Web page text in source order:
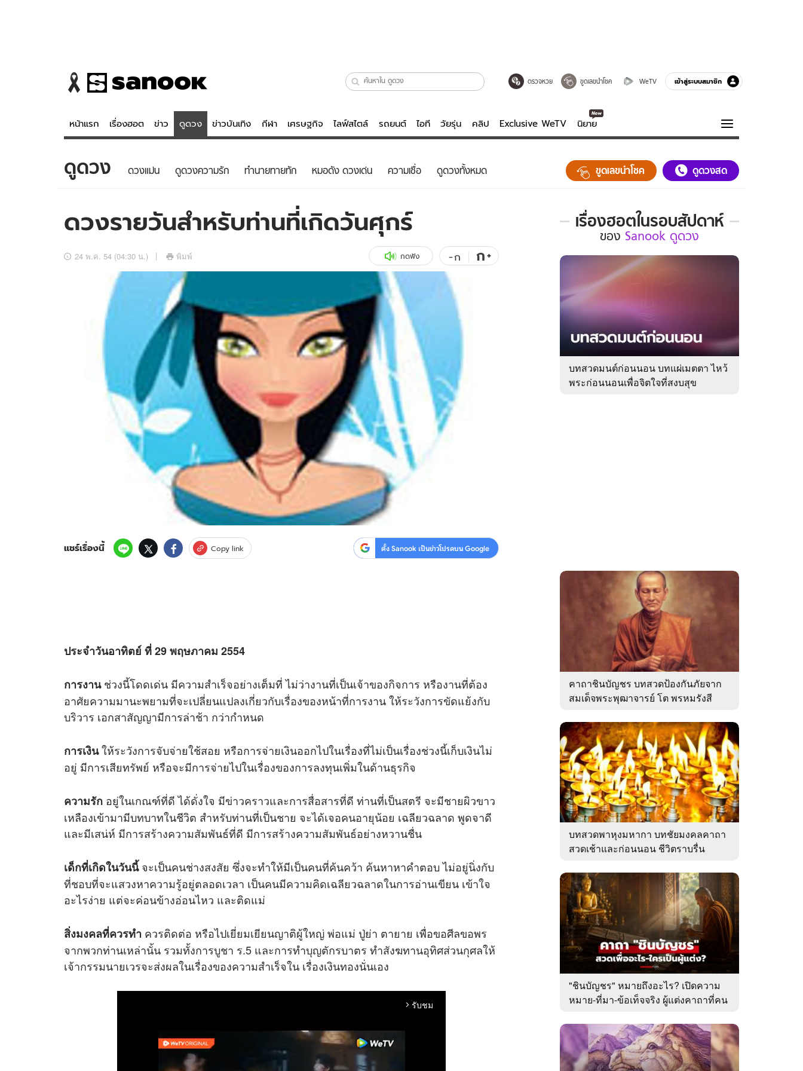
ตรวจหวย ขูดเลขนำโชค WeTV เข้าสู่ระบบสมาชิก
หน้าแรก เรื่องฮอต ข่าว ดูดวง ข่าวบันเทิง กีฬา เศรษฐกิจ ไลฟ์สไตล์ รถยนต์ ไอที วัยรุ่น คลิป Exclusive WeTV นิยาย
ข่าว
ข่าวบันเทิง
อัปเดตจีน
เช็กข่าวชัวร์
ดูดวง - ตรวจหวย
สถิติหวยไทย
ไลฟ์สไตล์
วัยรุ่น
รถยนต์
สุขภาพ
เที่ยว-กิน
Tasteful Thailand
Sanook Choice
คลิป
พอดแคสต์
ความรู้รอบตัว
ฮาวทู
ดาวน์โหลดสนุกแอปฟรี ติดตามสนุกโซเชียลได้ที่
บริษัท อิมเมจ ฟิวเจอร์ (ประเทศไทย) จำกัด
ดูดวง ดวงแม่น ดูดวงความรัก ทํานายทายทัก หมอดัง ดวงเด่น ความเชื่อ ดูดวงทั้งหมด ขูดเลขนำโชค ดูดวงสด
ดวงรายวันสำหรับท่านที่เกิดวันศุกร์
24 พ.ค. 54 (04:30 น.) พิมพ์ กดฟัง -ก ก+
แชร์เรื่องนี้ Copy link ตั้ง Sanook เป็นข่าวโปรดบน Google
ประจำวันอาทิตย์ ที่ 29 พฤษภาคม 2554
การงานช่วงนี้โดดเด่น มีความสำเร็จอย่างเต็มที่ ไม่ว่างานที่เป็นเจ้าของกิจการ หรืองานที่ต้อง
อาศัยความมานะพยามที่จะเปลี่ยนแปลงเกี่ยวกับเรื่องของหน้าที่การงาน ให้ระวังการขัดแย้งกับ
บริวาร เอกสาสัญญามีการล่าช้า กว่ากำหนด
การเงินให้ระวังการจับจ่ายใช้สอย หรือการจ่ายเงินออกไปในเรื่องที่ไม่เป็นเรื่องช่วงนี้เก็บเงินไม่
อยู่ มีการเสียทรัพย์ หรือจะมีการจ่ายไปในเรื่องของการลงทุนเพิ่มในด้านธุรกิจ
ความรัก อยู่ในเกณฑ์ที่ดี ได้ดั่งใจ มีข่าวคราวและการสื่อสารที่ดี ท่านที่เป็นสตรี จะมีชายผิวขาว
เหลืองเข้ามามีบทบาทในชีวิต สำหรับท่านที่เป็นชาย จะได้เจอคนอายุน้อย เฉลียวฉลาด พูดจาดี
และมีเสน่ห์ มีการสร้างความสัมพันธ์ที่ดี มีการสร้างความสัมพันธ์อย่างหวานชื่น
เด็กที่เกิดในวันนี้จะเป็นคนช่างสงสัย ซึ่งจะทำให้มีเป็นคนที่ค้นคว้า ค้นหาหาคำตอบ ไม่อยู่นิ่งกับ
ที่ชอบที่จะแสวงหาความรู้อยู่ตลอดเวลา เป็นคนมีความคิดเฉลียวฉลาดในการอ่านเขียน เข้าใจ
อะไรง่าย แต่จะค่อนข้างอ่อนไหว และติดแม่
สิ่งมงคลที่ควรทำ ควรติดต่อ หรือไปเยี่ยมเยียนญาติผู้ใหญ่ พ่อแม่ ปู่ย่า ตายาย เพื่อขอศีลขอพร
จากพวกท่านเหล่านั้น รวมทั้งการบูชา ร.5 และการทำบุญตักรบาตร ทำสังฆทานอุทิศส่วนกุศลให้
เจ้ากรรมนายเวรจะส่งผลในเรื่องของความสำเร็จใน เรื่องเงินทองนั่นเอง
arrow_forward_ios รับชม
เรื่องฮอตในรอบสัปดาห์
เรื่อง
ใน
รอบ
ของ
Sanook
ดูด
ของ Sanook ดูดวง
บทสวดมนต์ก่อนนอน บทแผ่เมตตา ไหว้
พระก่อนนอนเพื่อจิตใจที่สงบสุข
คาถาชินบัญชร บทสวดป้องกันภัยจาก
สมเด็จพระพุฒาจารย์ โต พรหมรังสี
บทสวดพาหุงมหากา บทชัยมงคลคาถา
สวดเช้าและก่อนนอน ชีวิตราบรื่น
"ชินบัญชร" หมายถึงอะไร? เปิดความ
หมาย-ที่มา-ข้อเท็จจริง ผู้แต่งคาถาที่คน